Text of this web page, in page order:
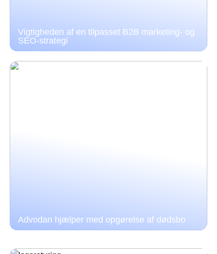
Vigtigheden af en tilpasset B2B marketing- og
SEO-strategi
Advodan hjælper med opgørelse af dødsbo